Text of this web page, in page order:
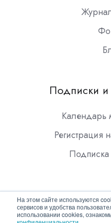
На этом сайте используются
сервисов и удобства
использовании cookies,
Подписки и
Календарь
Регистрация